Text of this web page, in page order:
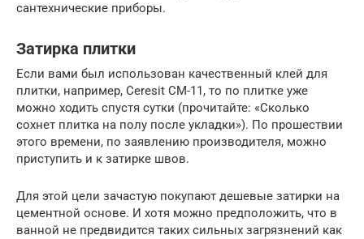
сантехнические приборы.
Затирка плитки
Если вами был использован качественный клей для
плитки, например, Ceresit CM-11, то по плитке уже
можно ходить спустя сутки (прочитайте: «Сколько
сохнет плитка на полу после укладки»). По прошествии
этого времени, по заявлению производителя, можно
приступить и к затирке швов.
Для этой цели зачастую покупают дешевые затирки на
цементной основе. И хотя можно предположить, что в
ванной не предвидится таких сильных загрязнений как